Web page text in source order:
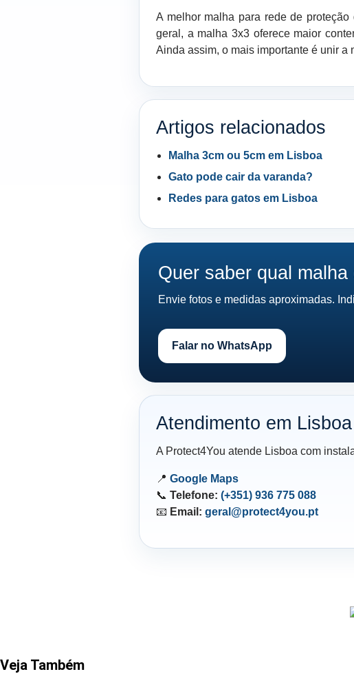
A melhor malha para rede de
geral, a malha 3x3 oferece maior
Ainda assim, o mais importante é unir
Artigos relacionados
Malha 3cm ou 5cm em Lisboa
Gato pode cair da varanda?
Redes para gatos em Lisboa
Quer saber qual
Envie fotos e medidas aproximadas.
Falar no WhatsApp
Atendimento em Lisboa
A Protect4You atende Lisboa com
📍 Google Maps
📞 Telefone: (+351) 936 775 088
📧 Email: geral@protect4you.pt
Veja Também